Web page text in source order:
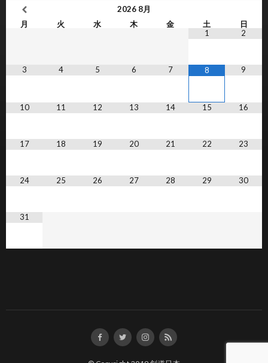
2026 8月
月
火 水 木 金 土
日
1
2
3 4 5 6 7 8 9
10 11 12 13 14 15 16
17 18 19 20 21 22 23
24 25 26 27 28 29 30
31